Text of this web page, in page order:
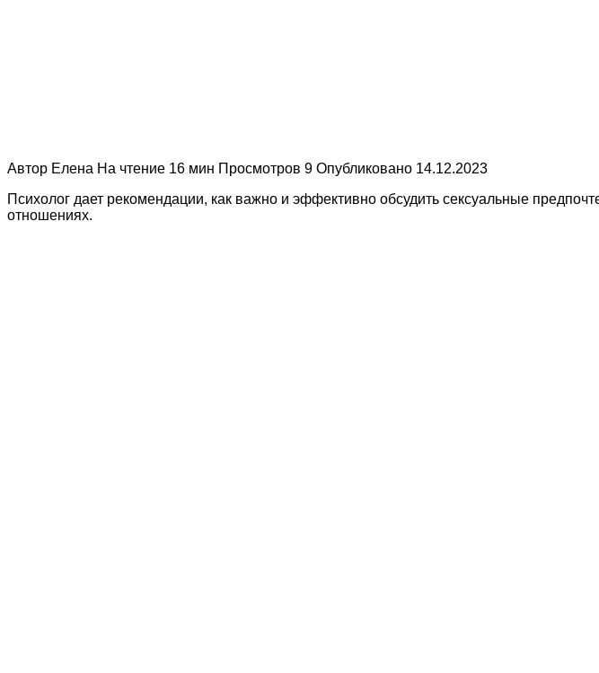
Автор Елена На чтение 16 мин Просмотров 9 Опубликовано 14.12.2023
Психолог дает рекомендации, как важно и эффективно обсудить сексуальные
отношениях.